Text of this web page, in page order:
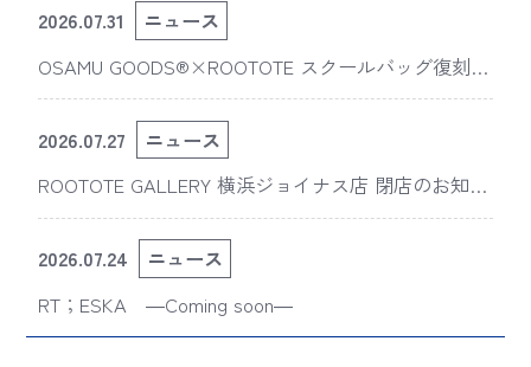
2026.07.31
ニュース
OSAMU GOODS®×ROOTOTE スクールバッグ復刻
版“スライスドアイ”の新デザインが「The 50th Annive
rsary OSAMU GOODS展」に登場
2026.07.27
ニュース
ROOTOTE GALLERY 横浜ジョイナス店 閉店のお知ら
せ
2026.07.24
ニュース
RT；ESKA ―Coming soon―